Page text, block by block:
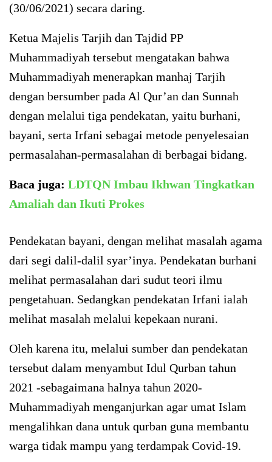
(30/06/2021) secara daring.
Ketua Majelis Tarjih dan Tajdid PP
Muhammadiyah tersebut mengatakan bahwa
Muhammadiyah menerapkan manhaj Tarjih
dengan bersumber pada Al Qur’an dan Sunnah
dengan melalui tiga pendekatan, yaitu burhani,
bayani, serta Irfani sebagai metode penyelesaian
permasalahan-permasalahan di berbagai bidang.
Baca juga: LDTQN Imbau Ikhwan Tingkatkan
Amaliah dan Ikuti Prokes
Pendekatan bayani, dengan melihat masalah agama
dari segi dalil-dalil syar’inya. Pendekatan burhani
melihat permasalahan dari sudut teori ilmu
pengetahuan. Sedangkan pendekatan Irfani ialah
melihat masalah melalui kepekaan nurani.
Oleh karena itu, melalui sumber dan pendekatan
tersebut dalam menyambut Idul Qurban tahun
2021 -sebagaimana halnya tahun 2020-
Muhammadiyah menganjurkan agar umat Islam
mengalihkan dana untuk qurban guna membantu
warga tidak mampu yang terdampak Covid-19.